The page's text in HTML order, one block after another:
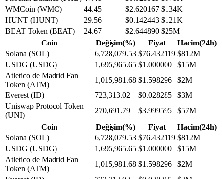
WMCoin (WMC)
44.45 $2.620167 $134K
HUNT (HUNT)
29.56 $0.142443 $121K
BEAT Token (BEAT)
24.67 $2.644890 $25M
Coin
Değişim(%) Fiyat
Hacim(24h)
Solana (SOL)
6,728,079.53 $76.432119 $812M
USDG (USDG)
1,695,965.65 $1.000000
$15M
Atletico de Madrid Fan
Token (ATM)
1,015,981.68 $1.598296
$2M
Everest (ID)
723,313.02 $0.028285
$3M
Uniswap Protocol Token
(UNI)
270,691.79 $3.999595
$57M
Coin
Değişim(%) Fiyat
Hacim(24h)
Solana (SOL)
6,728,079.53 $76.432119 $812M
USDG (USDG)
1,695,965.65 $1.000000
$15M
Atletico de Madrid Fan
Token (ATM)
1,015,981.68 $1.598296
$2M